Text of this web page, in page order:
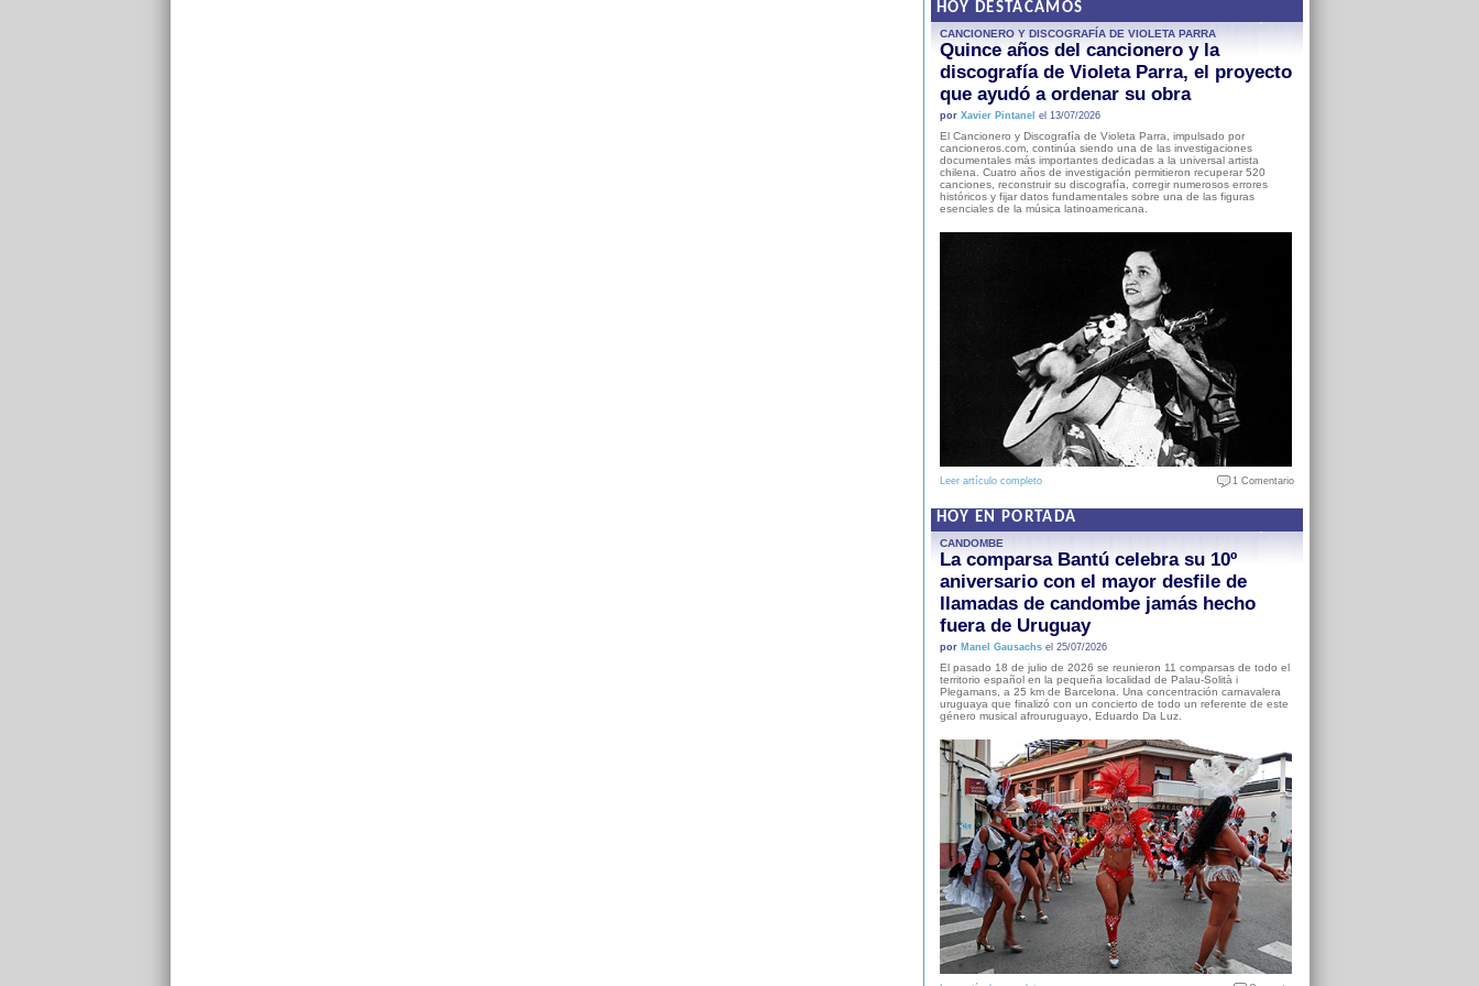
HOY DESTACAMOS
CANCIONERO Y DISCOGRAFÍA DE VIOLETA PARRA
Quince años del cancionero y la
discografía de Violeta Parra, el proyecto
que ayudó a ordenar su obra
por Xavier Pintanel el 13/07/2026
El Cancionero y Discografía de Violeta Parra, impulsado por
cancioneros.com, continúa siendo una de las investigaciones
documentales más importantes dedicadas a la universal artista
chilena. Cuatro años de investigación permitieron recuperar 520
canciones, reconstruir su discografía, corregir numerosos errores
históricos y fijar datos fundamentales sobre una de las figuras
esenciales de la música latinoamericana.
Leer artículo completo 1 Comentario
HOY EN PORTADA
CANDOMBE
La comparsa Bantú celebra su 10º
aniversario con el mayor desfile de
llamadas de candombe jamás hecho
fuera de Uruguay
por Manel Gausachsel 25/07/2026
El pasado 18 de julio de 2026 se reunieron 11 comparsas de todo el
territorio español en la pequeña localidad de Palau-Solità i
Plegamans, a 25 km de Barcelona. Una concentración carnavalera
uruguaya que finalizó con un concierto de todo un referente de este
género musical afrouruguayo, Eduardo Da Luz.